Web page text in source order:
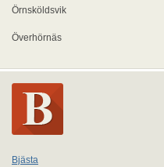
Örnsköldsvik
Överhörnäs
Bjästa